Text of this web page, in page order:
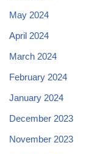
May 2024
April 2024
March 2024
February 2024
January 2024
December 2023
November 2023